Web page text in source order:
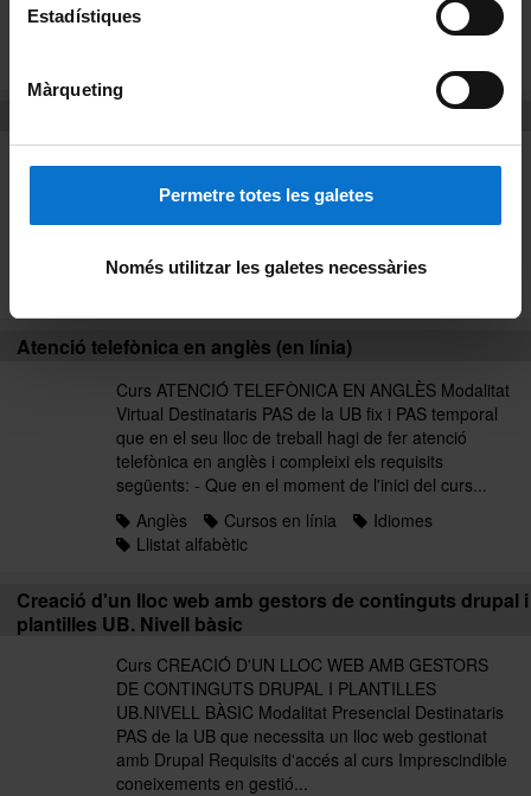
Estadístiques
Màrqueting
Permetre totes les galetes
Només utilitzar les galetes necessàries
Idiomes
Virtual Destinataris PAS de la UB fix i PAS temporal
que en el seu lloc de treball hagi de fer atenció
telefònica en anglès i compleixi els requisits
següents: - Que en el moment de l'inici del curs...
Atenció telefònica en anglès (en línia)
Curs ATENCIÓ TELEFÒNICA EN ANGLÈS Modalitat
Virtual Destinataris PAS de la UB fix i PAS temporal
que en el seu lloc de treball hagi de fer atenció
telefònica en anglès i compleixi els requisits
següents: - Que en el moment de l'inici del curs...
Anglès
Cursos en línia
Idiomes
Llistat alfabètic
Creació d'un lloc web amb gestors de continguts drupal i
plantilles UB. Nivell bàsic
Curs CREACIÓ D'UN LLOC WEB AMB GESTORS
DE CONTINGUTS DRUPAL I PLANTILLES
UB.NIVELL BÀSIC Modalitat Presencial Destinataris
PAS de la UB que necessita un lloc web gestionat
amb Drupal Requisits d'accés al curs Imprescindible
coneixements en gestió...